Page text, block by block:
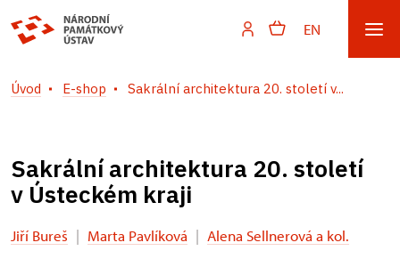
EN
Úvod E-shop Sakrální architektura 20. století v...
Sakrální architektura 20. století
v Ústeckém kraji
Jiří Bureš | Marta Pavlíková | Alena Sellnerová a kol.